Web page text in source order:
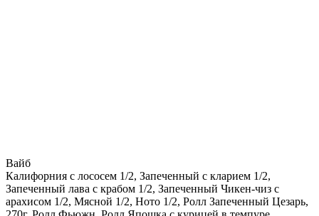
Вайб
Калифорния с лососем 1/2, Запеченный с кларием 1/2,
Запеченный лава с крабом 1/2, Запеченный Чикен-чиз с
арахисом 1/2, Мясной 1/2, Ното 1/2, Ролл Запеченный Цезарь,